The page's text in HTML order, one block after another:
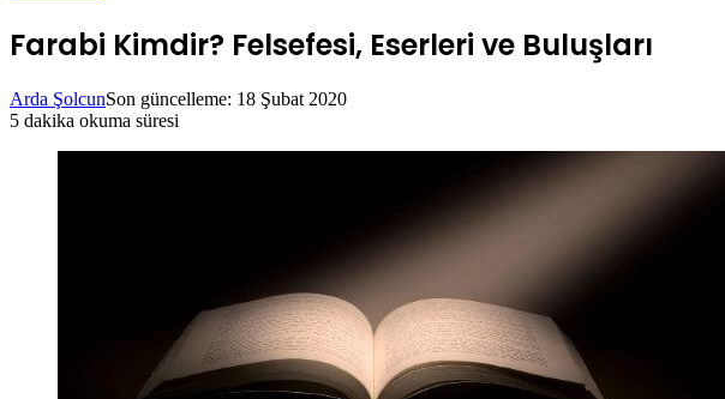
Farabi Kimdir? Felsefesi, Eserleri ve Buluşları
Arda ŞolcunSon güncelleme: 18 Şubat 2020
5 dakika okuma süresi